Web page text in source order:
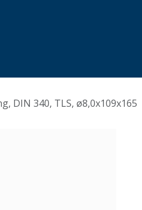
DIN 340, TLS, ø8,0x109x165